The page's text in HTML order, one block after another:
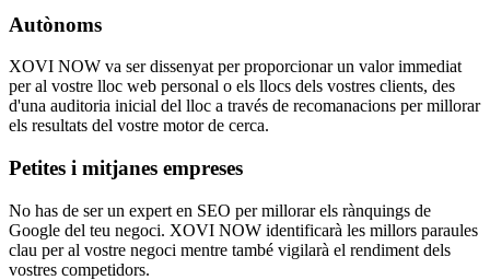
Autònoms
XOVI NOW va ser dissenyat per proporcionar un valor immediat
per al vostre lloc web personal o els llocs dels vostres clients, des
d'una auditoria inicial del lloc a través de recomanacions per millorar
els resultats del vostre motor de cerca.
Petites i mitjanes empreses
No has de ser un expert en SEO per millorar els rànquings de
Google del teu negoci. XOVI NOW identificarà les millors paraules
clau per al vostre negoci mentre també vigilarà el rendiment dels
vostres competidors.